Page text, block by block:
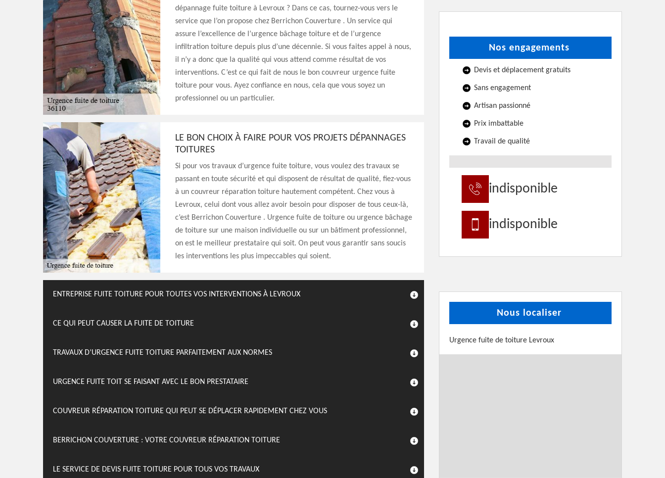
dépannage fuite toiture à Levroux ? Dans ce cas, tournez-vous vers le
service que l’on propose chez Berrichon Couverture . Un service qui
assure l’excellence de l’urgence bâchage toiture et de l’urgence
infiltration toiture depuis plus d’une décennie. Si vous faites appel à nous,
il n’y a donc que la qualité qui vous attend comme résultat de vos
interventions. C’est ce qui fait de nous le bon couvreur urgence fuite
toiture pour vous. Ayez confiance en nous, cela que vous soyez un
professionnel ou un particulier.
LE BON CHOIX À FAIRE POUR VOS PROJETS DÉPANNAGES
TOITURES
Si pour vos travaux d’urgence fuite toiture, vous voulez des travaux se
passant en toute sécurité et qui disposent de résultat de qualité, fiez-vous
à un couvreur réparation toiture hautement compétent. Chez vous à
Levroux, celui dont vous allez avoir besoin pour disposer de tous ceux-là,
c’est Berrichon Couverture . Urgence fuite de toiture ou urgence bâchage
de toiture sur une maison individuelle ou sur un bâtiment professionnel,
on est le meilleur prestataire qui soit. On peut vous garantir sans soucis
les interventions les plus impeccables qui soient.
ENTREPRISE FUITE TOITURE POUR TOUTES VOS INTERVENTIONS À LEVROUX
CE QUI PEUT CAUSER LA FUITE DE TOITURE
TRAVAUX D’URGENCE FUITE TOITURE PARFAITEMENT AUX NORMES
URGENCE FUITE TOIT SE FAISANT AVEC LE BON PRESTATAIRE
COUVREUR RÉPARATION TOITURE QUI PEUT SE DÉPLACER RAPIDEMENT CHEZ VOUS
BERRICHON COUVERTURE : VOTRE COUVREUR RÉPARATION TOITURE
LE SERVICE DE DEVIS FUITE TOITURE POUR TOUS VOS TRAVAUX
Nos engagements
Devis et déplacement gratuits
Sans engagement
Artisan passionné
Prix imbattable
Travail de qualité
indisponible
indisponible
Nous localiser
Urgence fuite de toiture Levroux